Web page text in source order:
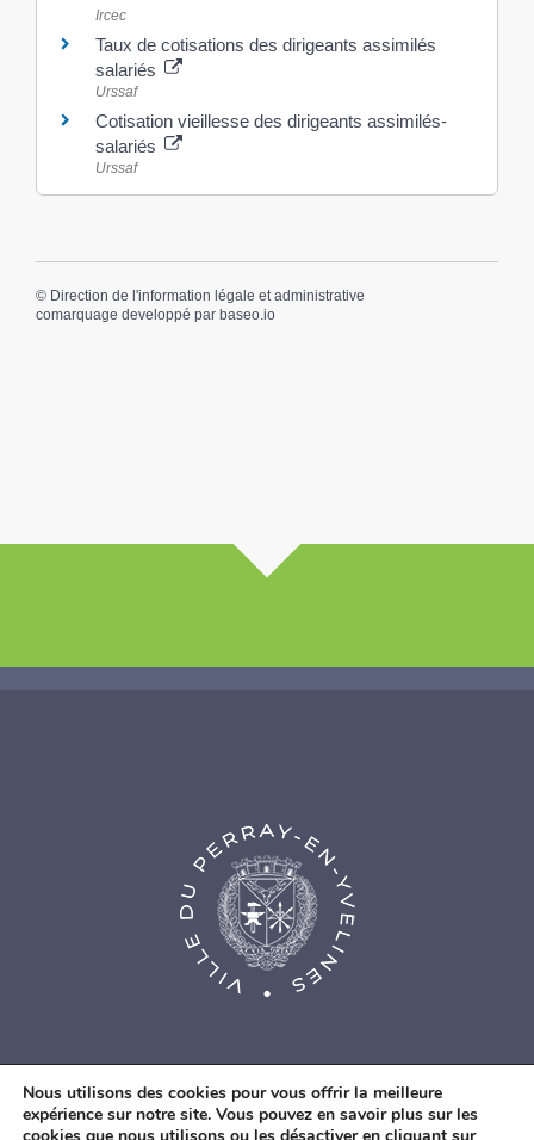
Ircec
Taux de cotisations des dirigeants assimilés
salariés
Urssaf
Cotisation vieillesse des dirigeants assimilés-
salariés
Urssaf
© Direction de l'information légale et administrative
comarquage developpé par baseo.io
Nous utilisons des cookies pour vous offrir la meilleure
expérience sur notre site. Vous pouvez en savoir plus sur les